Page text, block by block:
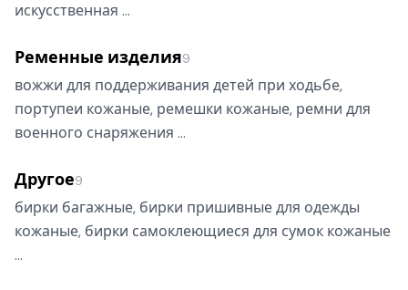
искусственная …
Ременные изделия9
вожжи для поддерживания детей при ходьбе,
портупеи кожаные, ремешки кожаные, ремни для
военного снаряжения …
Другое9
бирки багажные, бирки пришивные для одежды
кожаные, бирки самоклеющиеся для сумок кожаные
…